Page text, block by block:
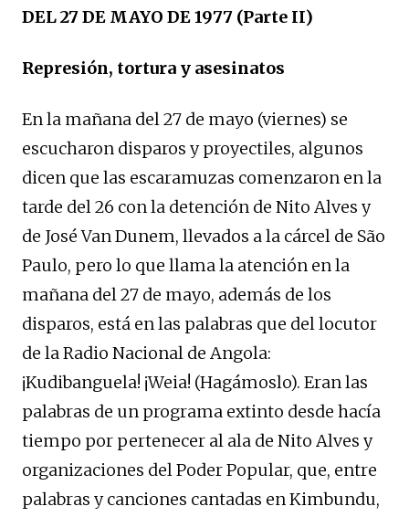
DEL 27 DE MAYO DE 1977 (Parte II)
Represión, tortura y asesinatos
En la mañana del 27 de mayo (viernes) se
escucharon disparos y proyectiles, algunos
dicen que las escaramuzas comenzaron en la
tarde del 26 con la detención de Nito Alves y
de José Van Dunem, llevados a la cárcel de São
Paulo, pero lo que llama la atención en la
mañana del 27 de mayo, además de los
disparos, está en las palabras que del locutor
de la Radio Nacional de Angola:
¡Kudibanguela! ¡Weia! (Hagámoslo). Eran las
palabras de un programa extinto desde hacía
tiempo por pertenecer al ala de Nito Alves y
organizaciones del Poder Popular, que, entre
palabras y canciones cantadas en Kimbundu,